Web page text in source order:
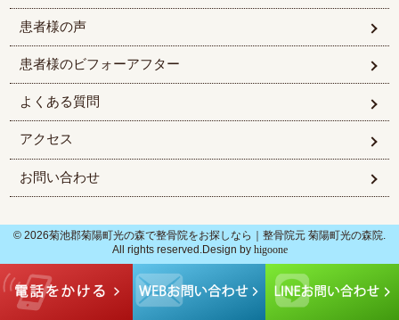
患者様の声
患者様のビフォーアフター
よくある質問
アクセス
お問い合わせ
© 2026菊池郡菊陽町光の森で整骨院をお探しなら｜整骨院元 菊陽町光の森院.
All rights reserved.Design by higoone